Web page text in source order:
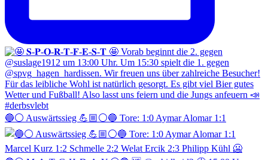
🔵⚪️ Auswärtssieg 💪🏼⚪️🔵 Tore: 1:0 Aymar Alomar 1:1